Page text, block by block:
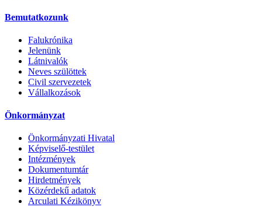
Bemutatkozunk
Falukrónika
Jelenünk
Látnivalók
Neves szülöttek
Civil szervezetek
Vállalkozások
Önkormányzat
Önkormányzati Hivatal
Képviselő-testület
Intézmények
Dokumentumtár
Hirdetmények
Közérdekű adatok
Arculati Kézikönyv